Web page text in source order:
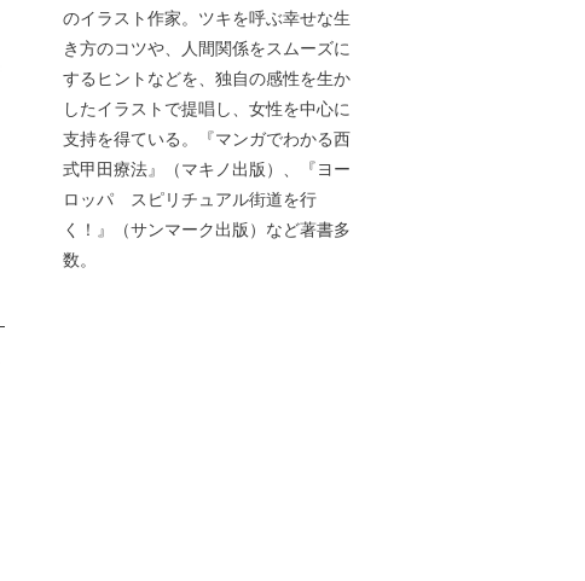
のイラスト作家。ツキを呼ぶ幸せな生
き方のコツや、人間関係をスムーズに
するヒントなどを、独自の感性を生か
したイラストで提唱し、女性を中心に
支持を得ている。『マンガでわかる西
式甲田療法』（マキノ出版）、『ヨー
ロッパ スピリチュアル街道を行
く！』（サンマーク出版）など著書多
数。